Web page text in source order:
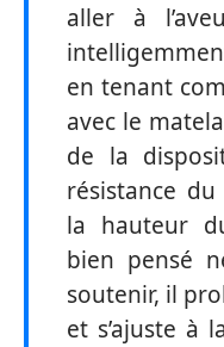
aller à
en tenant
avec le
de la
résistance
la hauteur
bien pensé
soutenir, il
et s’ajuste à